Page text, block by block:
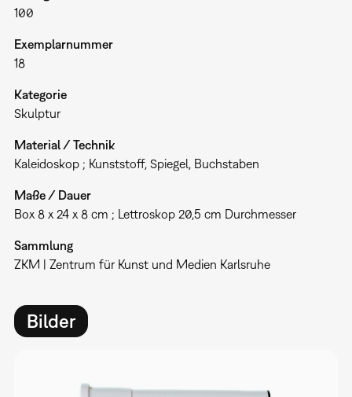
100
Exemplarnummer
18
Kategorie
Skulptur
Material / Technik
Kaleidoskop ; Kunststoff, Spiegel, Buchstaben
Maße / Dauer
Box 8 x 24 x 8 cm ; Lettroskop 20,5 cm Durchmesser
Sammlung
ZKM | Zentrum für Kunst und Medien Karlsruhe
Bilder